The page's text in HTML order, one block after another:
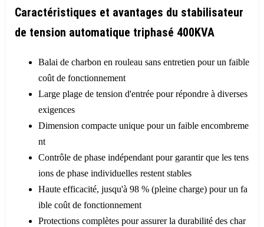
Caractéristiques et avantages du stabilisateur
de tension automatique triphasé 400KVA
Balai de charbon en rouleau sans entretien pour un faible
coût de fonctionnement
Large plage de tension d'entrée pour répondre à diverses
exigences
Dimension compacte unique pour un faible encombreme
nt
Contrôle de phase indépendant pour garantir que les tens
ions de phase individuelles restent stables
Haute efficacité, jusqu'à 98 % (pleine charge) pour un fa
ible coût de fonctionnement
Protections complètes pour assurer la durabilité des char